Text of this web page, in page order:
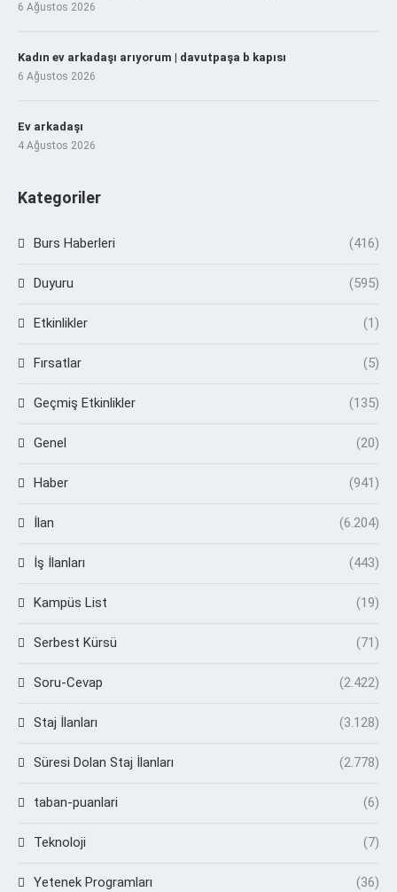
6 Ağustos 2026
Kadın ev arkadaşı arıyorum | davutpaşa b kapısı
6 Ağustos 2026
Ev arkadaşı
4 Ağustos 2026
Kategoriler
Burs Haberleri (416)
Duyuru (595)
Etkinlikler (1)
Fırsatlar (5)
Geçmiş Etkinlikler (135)
Genel (20)
Haber (941)
İlan (6.204)
İş İlanları (443)
Kampüs List (19)
Serbest Kürsü (71)
Soru-Cevap (2.422)
Staj İlanları (3.128)
Süresi Dolan Staj İlanları (2.778)
taban-puanlari (6)
Teknoloji (7)
Yetenek Programları (36)